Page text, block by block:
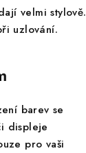
velmi stylově.
uzlování.
barev se
displeje
pro vaši